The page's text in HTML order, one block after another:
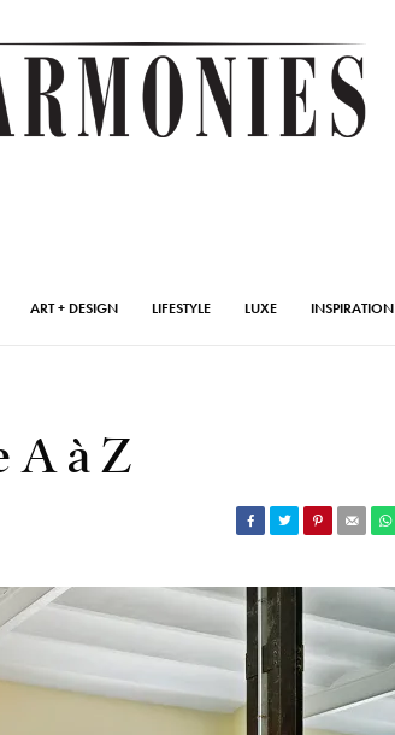
ART + DESIGN LIFESTYLE LUXE INSPIRATION
A à Z